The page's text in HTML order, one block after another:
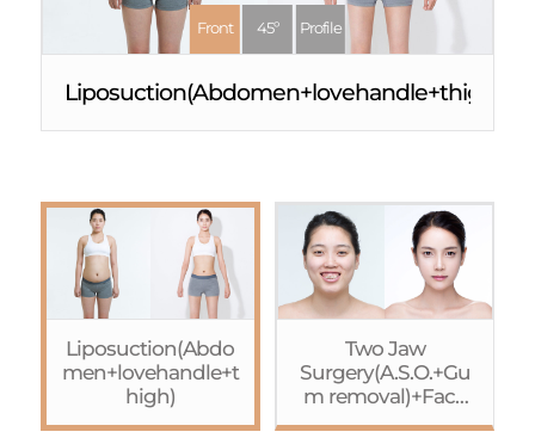
Front 45º Profile
Liposuction(Abdomen+lovehandle+thigh)
Liposuction(Abdo
men+lovehandle+t
high)
Two Jaw
Surgery(A.S.O.+Gu
m removal)+Face
contouring(Cheek